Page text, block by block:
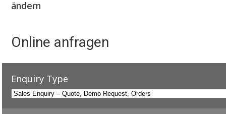
ändern
Online anfragen
Enquiry Type